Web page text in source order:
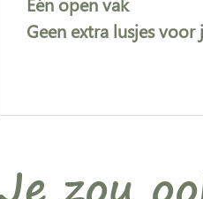
Geen extra lusjes